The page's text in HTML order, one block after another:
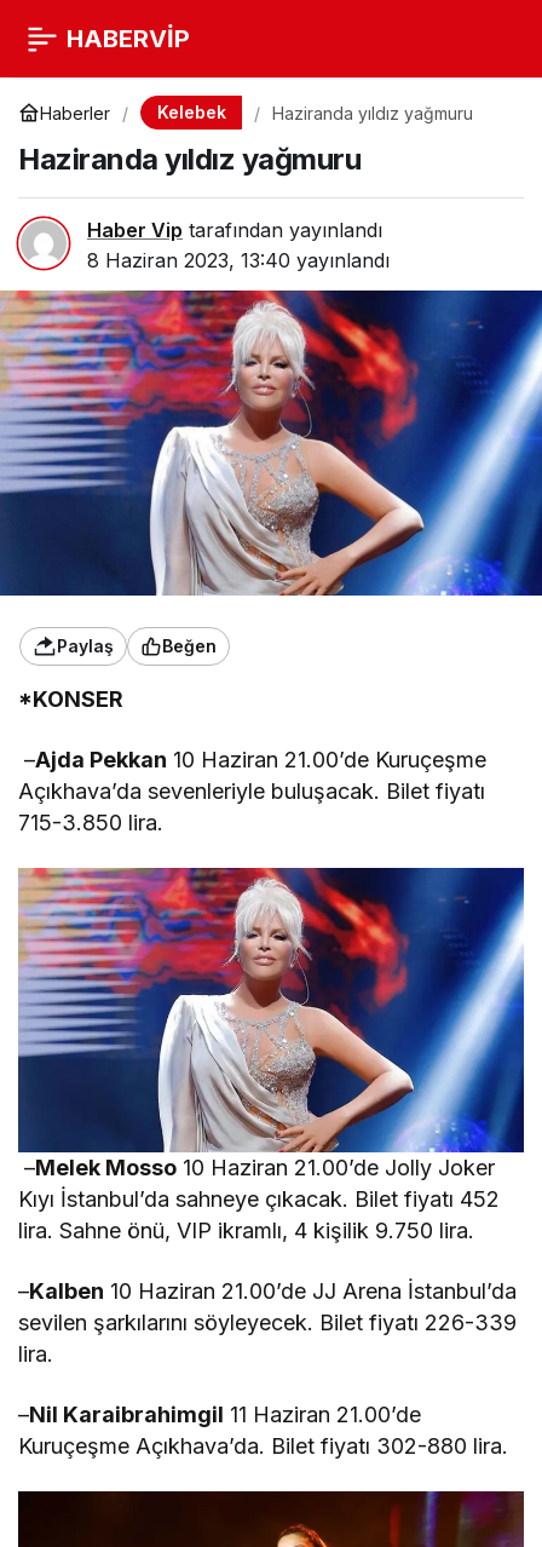
HABERVİP
Haberler Kelebek Haziranda yıldız yağmuru
Haziranda yıldız yağmuru
Haber Vip tarafından yayınlandı
8 Haziran 2023, 13:40 yayınlandı
Paylaş Beğen
*KONSER
–Ajda Pekkan 10 Haziran 21.00’de Kuruçeşme
Açıkhava’da sevenleriyle buluşacak. Bilet fiyatı
715-3.850 lira.
–Melek Mosso 10 Haziran 21.00’de Jolly Joker
Kıyı İstanbul’da sahneye çıkacak. Bilet fiyatı 452
lira. Sahne önü, VIP ikramlı, 4 kişilik 9.750 lira.
–Kalben 10 Haziran 21.00’de JJ Arena İstanbul’da
sevilen şarkılarını söyleyecek. Bilet fiyatı 226-339
lira.
–Nil Karaibrahimgil 11 Haziran 21.00’de
Kuruçeşme Açıkhava’da. Bilet fiyatı 302-880 lira.